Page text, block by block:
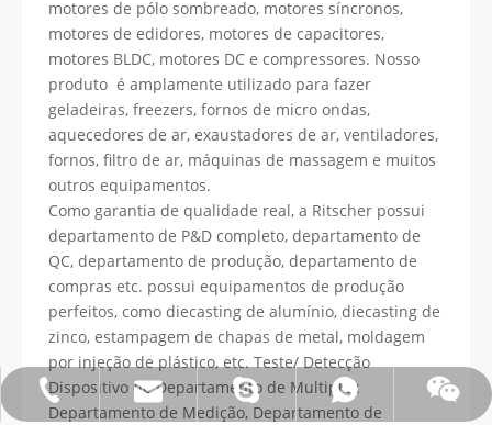
motores de pólo sombreado, motores síncronos,
motores de edidores, motores de capacitores,
motores BLDC, motores DC e compressores. Nosso
produto é amplamente utilizado para fazer
geladeiras, freezers, fornos de micro ondas,
aquecedores de ar, exaustadores de ar, ventiladores,
fornos, filtro de ar, máquinas de massagem e muitos
outros equipamentos.
Como garantia de qualidade real, a Ritscher possui
departamento de P&D completo, departamento de
QC, departamento de produção, departamento de
compras etc. possui equipamentos de produção
perfeitos, como diecasting de alumínio, diecasting de
zinco, estampagem de chapas de metal, moldagem
por injeção de plástico, etc. Teste/ Detecção
Dispositivo de Departamento de Multiplex
Departamento de Medição, Departamento de
Tel:0086 13808637315
E-mail:james@hkritscher.com
Skype: whzggm
Whatsapp:+86 13808637315
Bate-papo: weiyu287